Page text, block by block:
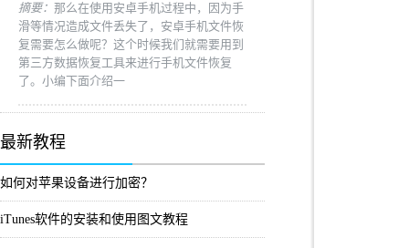
摘要： 那么在使用安卓手机过程中，因为手
滑等情况造成文件丢失了，安卓手机文件恢
复需要怎么做呢？这个时候我们就需要用到
第三方数据恢复工具来进行手机文件恢复
了。小编下面介绍一
最新教程
如何对苹果设备进行加密？
iTunes软件的安装和使用图文教程